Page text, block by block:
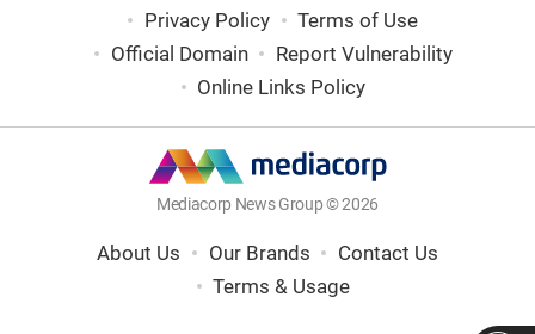
Privacy Policy
Terms of Use
Official Domain
Report Vulnerability
Online Links Policy
Mediacorp News Group © 2026
About Us Our Brands
Contact Us
Terms & Usage